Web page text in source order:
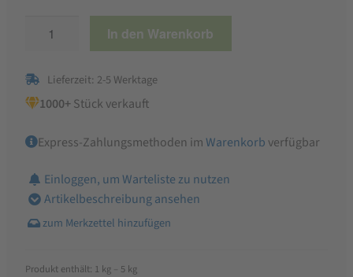
Brotbackmischung,
feinste
Menge
In den Warenkorb
Lieferzeit: 2-5 Werktage
1000+Stück verkauft
Express-Zahlungsmethoden imWarenkorb verfügbar
Einloggen, um Warteliste zu nutzen
Artikelbeschreibung ansehen
Produkt enthält: 1 kg – 5 kg